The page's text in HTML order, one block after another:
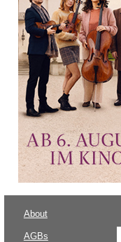
About
AGBs